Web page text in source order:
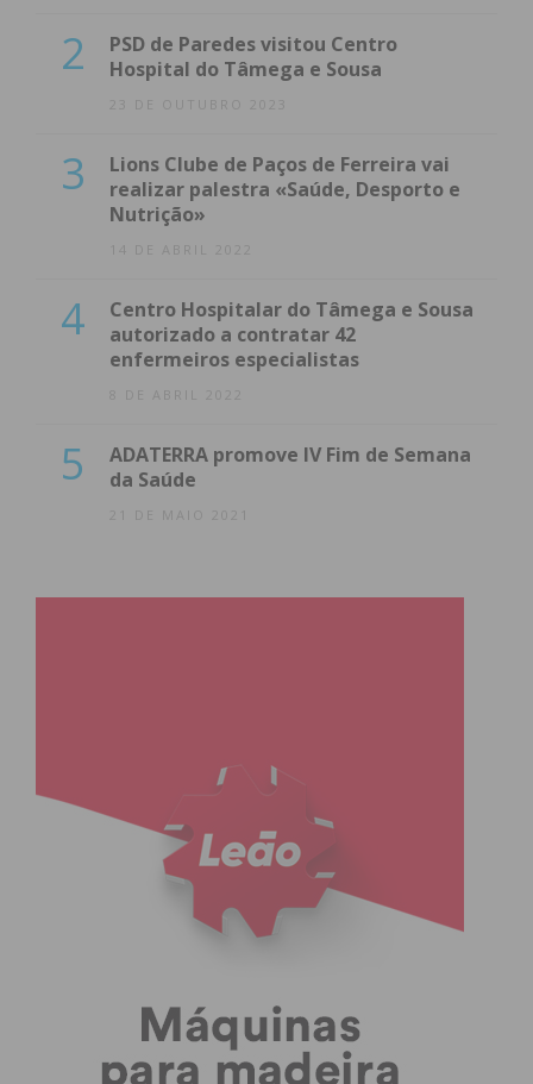
2
PSD de Paredes visitou Centro
Hospital do Tâmega e Sousa
23 DE OUTUBRO 2023
3
Lions Clube de Paços de Ferreira vai
realizar palestra «Saúde, Desporto e
Nutrição»
14 DE ABRIL 2022
4
Centro Hospitalar do Tâmega e Sousa
autorizado a contratar 42
enfermeiros especialistas
8 DE ABRIL 2022
5
ADATERRA promove IV Fim de Semana
da Saúde
21 DE MAIO 2021